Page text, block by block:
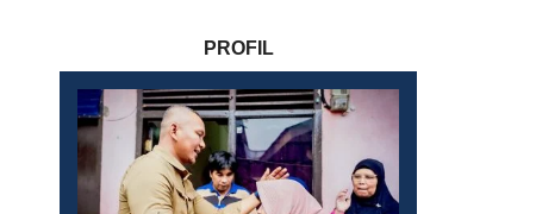
PROFIL